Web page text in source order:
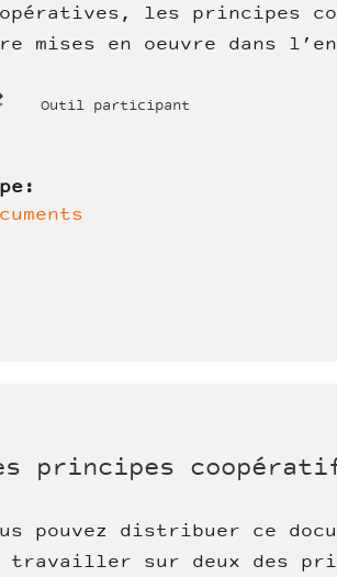
les principes
mises en oeuvre dans
Outil participant
principes
pouvez distribuer ce
travailler sur deux des